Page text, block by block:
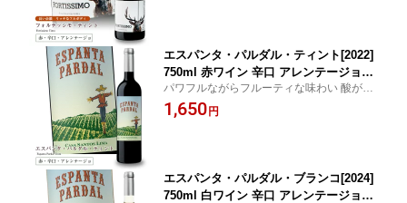
エスパンタ・パルダル・ティント[2022]
750ml 赤ワイン 辛口 アレンテージョ地
方 直輸入 ポルトガルワイン
パワフルながらフルーティな味わい 酸が柔
らかな親しみやすい赤ワイン
1,650 円
エスパンタ・パルダル・ブランコ[2024]
750ml 白ワイン 辛口 アレンテージョ地